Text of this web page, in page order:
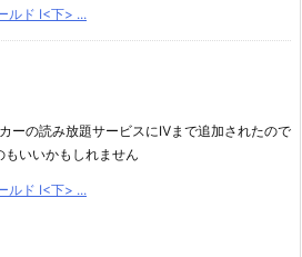
ルド I<下> ...
ーの読み放題サービスにⅣまで追加されたので
もいいかもしれません
ルド I<下> ...